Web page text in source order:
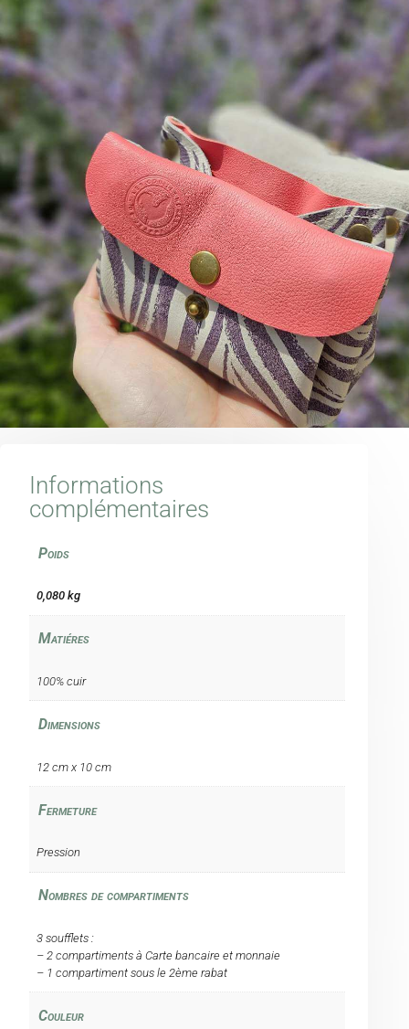
Informations
complémentaires
Poids
0,080 kg
Matiéres
100% cuir
Dimensions
12 cm x 10 cm
Fermeture
Pression
Nombres de compartiments
3 soufflets :
– 2 compartiments à Carte bancaire et monnaie
– 1 compartiment sous le 2ème rabat
Couleur